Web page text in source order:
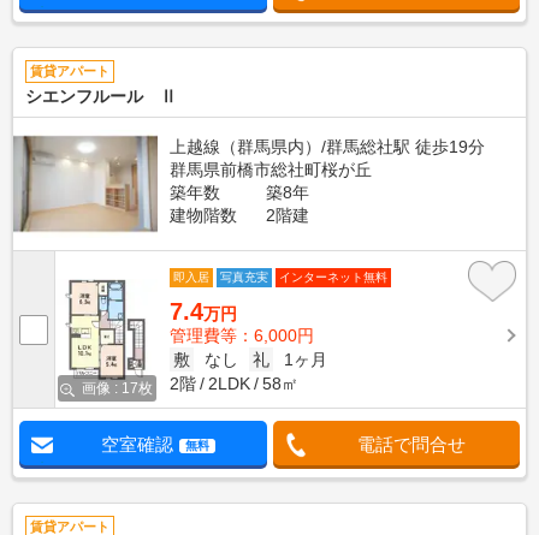
賃貸アパート
シエンフルール Ⅱ
上越線（群馬県内）/群馬総社駅 徒歩19分
群馬県前橋市総社町桜が丘
築年数
築8年
建物階数
2階建
画像 : 17枚
即入居 写真充実 インターネット無料
7.4万円
管理費等：6,000円
敷
なし 礼
1ヶ月
2階
2LDK 58㎡
空室確認 無料 電話で問合せ
賃貸アパート